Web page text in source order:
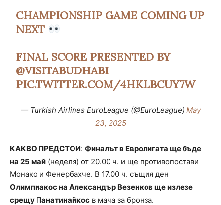
CHAMPIONSHIP GAME COMING UP
NEXT
FINAL SCORE PRESENTED BY
@VISITABUDHABI
PIC.TWITTER.COM/4HKLBCUY7W
— Turkish Airlines EuroLeague (@EuroLeague) May
23, 2025
КАКВО ПРЕДСТОИ: Финалът в Евролигата ще бъде
на 25 май (неделя) от 20.00 ч. и ще противопостави
Монако и Фенербахче. В 17.00 ч. същия ден
Олимпиакос на Александър Везенков ще излезе
срещу Панатинайкос в мача за бронза.